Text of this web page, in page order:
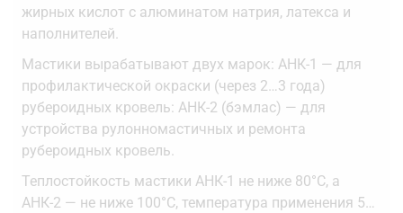
жирных кислот с алюминатом натрия, латекса и
наполнителей.
Мастики вырабатывают двух марок: АНК-1 — для
профилактической окраски (через 2…3 года)
рубероидных кровель: АНК-2 (бэмлас) — для
устройства рулонномастичных и ремонта
рубероидных кровель.
Теплостойкость мастики АНК-1 не ниже 80°С, а
АНК-2 — не ниже 100°С, температура применения 5…